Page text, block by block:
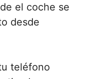
el coche se
desde
teléfono